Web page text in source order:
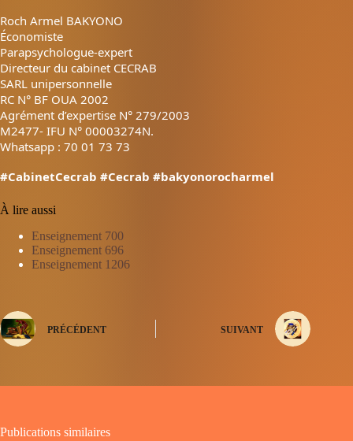
Roch Armel BAKYONO
Économiste
Parapsychologue-expert
Directeur du cabinet CECRAB
SARL unipersonnelle
RC N° BF OUA 2002
Agrément d’expertise N° 279/2003
M2477- IFU N° 00003274N.
Whatsapp : 70 01 73 73
#CabinetCecrab #Cecrab #bakyonorocharmel
À lire aussi
Enseignement 700
Enseignement 696
Enseignement 1206
PRÉCÉDENT SUIVANT
Publications similaires